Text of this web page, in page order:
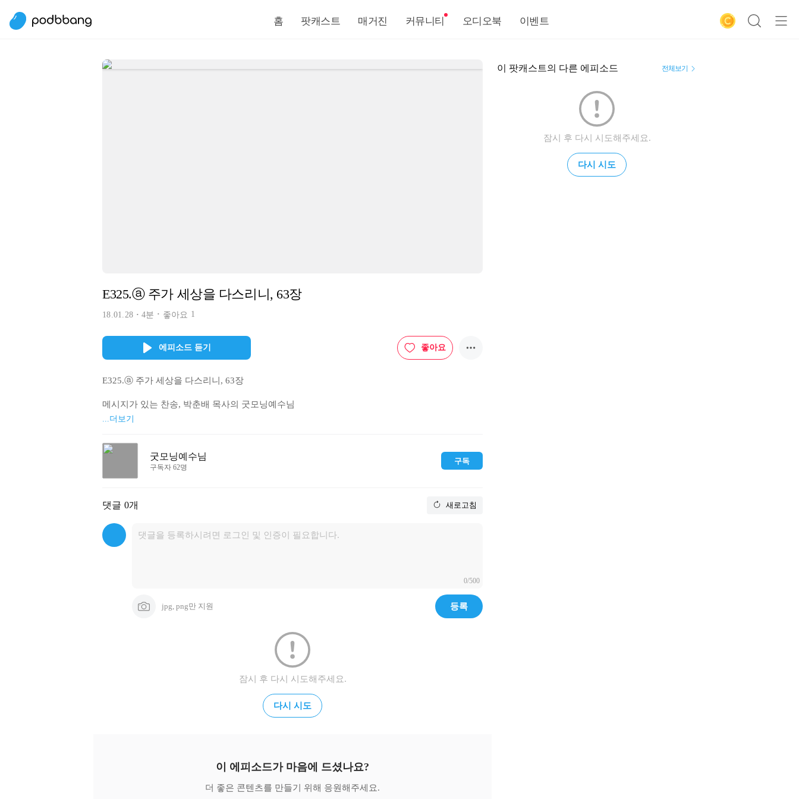
홈 팟캐스트 매거진 커뮤니티 오디오북 이벤트
E325.ⓐ 주가 세상을 다스리니, 63장
18.01.28 4분 좋아요 1
에피소드 듣기 좋아요
E325.ⓐ 주가 세상을 다스리니, 63장
메시지가 있는 찬송, 박춘배 목사의 굿모닝예수님
http://band.us/@jesuschrist
문의 메일 gkcokr@gmail.com
...더보기
굿모닝예수님
구독자 62명
구독
댓글 0개 새로고침
0/500
jpg, png만 지원 등록
잠시 후 다시 시도해주세요.
다시 시도
이 에피소드가 마음에 드셨나요?
더 좋은 콘텐츠를 만들기 위해 응원해주세요.
이 팟캐스트의 다른 에피소드 전체보기
잠시 후 다시 시도해주세요.
다시 시도